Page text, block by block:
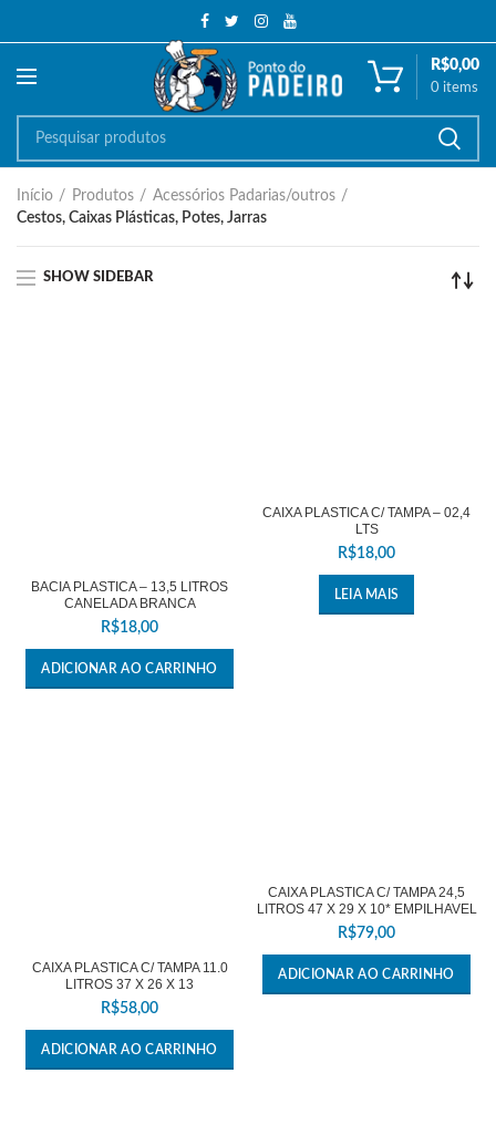
0 items
R$0,00
Início Produtos
Acessórios Padarias/outros
Cestos, Caixas Plásticas, Potes, Jarras
SHOW SIDEBAR
BACIA PLASTICA – 13,5 LITROS
CANELADA BRANCA
R$18,00
ADICIONAR AO CARRINHO
CAIXA PLASTICA C/ TAMPA – 02,4
LTS
R$18,00
LEIA MAIS
CAIXA PLASTICA C/ TAMPA 11.0
LITROS 37 X 26 X 13
R$58,00
ADICIONAR AO CARRINHO
CAIXA PLASTICA C/ TAMPA 24,5
LITROS 47 X 29 X 10* EMPILHAVEL
R$79,00
ADICIONAR AO CARRINHO